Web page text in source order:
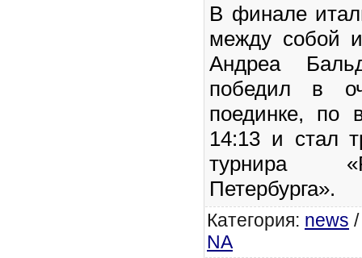
В финале
между собой
Андреа
победил в
поединке, по
14:13 и стал
турнира
Петербурга».
Категория: news
NA